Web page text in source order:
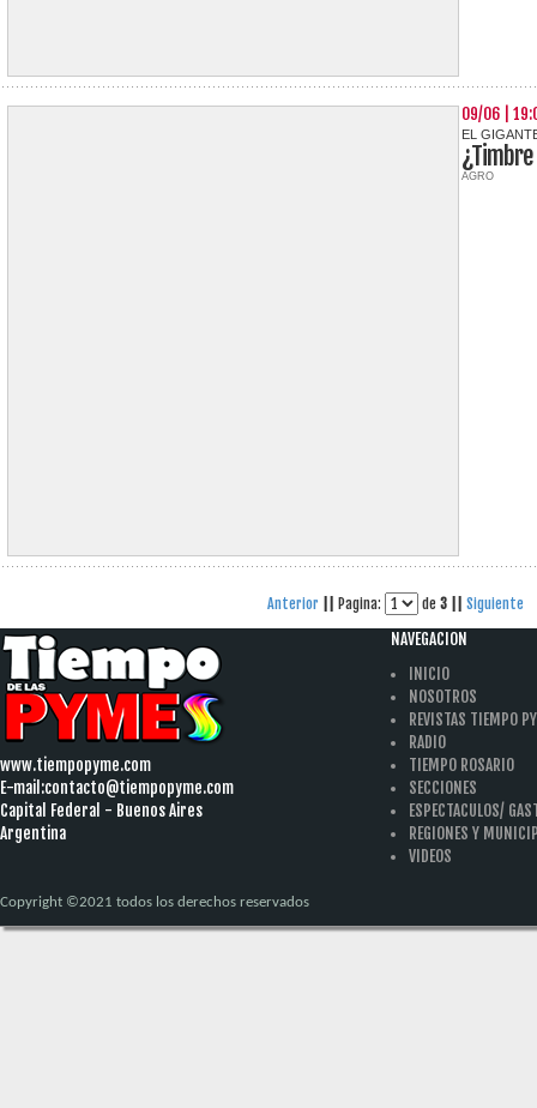
09/06 |
EL
AGRO
Anterior Pagina: de 3 Siguiente
www.tiempopyme.com
E-mail:contacto@tiempopyme.com
Capital Federal - Buenos Aires
Argentina
NAVEGACION
INICIO
NOSOTROS
REVISTAS TIEMPO
RADIO
TIEMPO ROSARIO
SECCIONES
ESPECTACULOS/
REGIONES Y
VIDEOS
Copyright ©2021 todos los derechos reservados